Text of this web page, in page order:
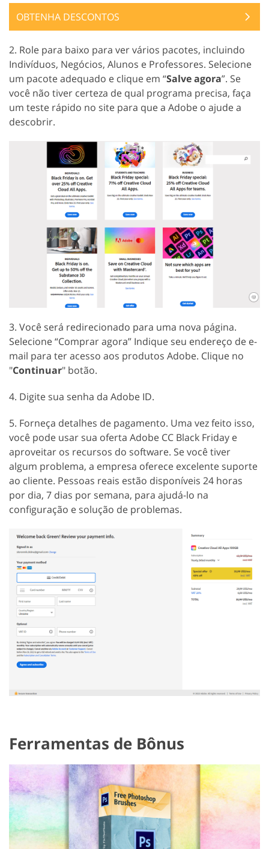
OBTENHA DESCONTOS
2. Role para baixo para ver vários pacotes, incluindo
Indivíduos, Negócios, Alunos e Professores. Selecione
um pacote adequado e clique em “Salve agora”. Se
você não tiver certeza de qual programa precisa, faça
um teste rápido no site para que a Adobe o ajude a
descobrir.
3. Você será redirecionado para uma nova página.
Selecione “Comprar agora” Indique seu endereço de e-
mail para ter acesso aos produtos Adobe. Clique no
"Continuar" botão.
4. Digite sua senha da Adobe ID.
5. Forneça detalhes de pagamento. Uma vez feito isso,
você pode usar sua oferta Adobe CC Black Friday e
aproveitar os recursos do software. Se você tiver
algum problema, a empresa oferece excelente suporte
ao cliente. Pessoas reais estão disponíveis 24 horas
por dia, 7 dias por semana, para ajudá-lo na
configuração e solução de problemas.
Ferramentas de Bônus